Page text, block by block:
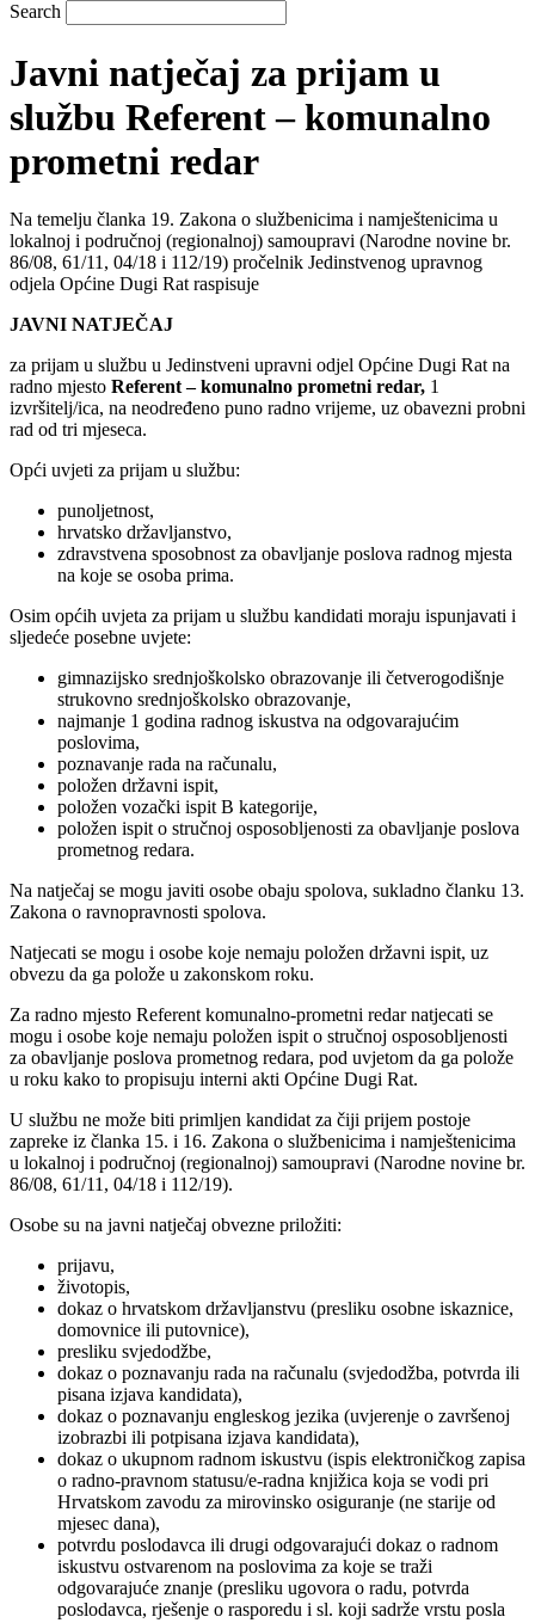
Search
Javni natječaj za prijam u
službu Referent – komunalno
prometni redar
Na temelju članka 19. Zakona o službenicima i namještenicima u
lokalnoj i područnoj (regionalnoj) samoupravi (Narodne novine br.
86/08, 61/11, 04/18 i 112/19) pročelnik Jedinstvenog upravnog
odjela Općine Dugi Rat raspisuje
JAVNI NATJEČAJ
za prijam u službu u Jedinstveni upravni odjel Općine Dugi Rat na
radno mjesto Referent – komunalno prometni redar, 1
izvršitelj/ica, na neodređeno puno radno vrijeme, uz obavezni probni
rad od tri mjeseca.
Opći uvjeti za prijam u službu:
punoljetnost,
hrvatsko državljanstvo,
zdravstvena sposobnost za obavljanje poslova radnog mjesta
na koje se osoba prima.
Osim općih uvjeta za prijam u službu kandidati moraju ispunjavati i
sljedeće posebne uvjete:
gimnazijsko srednjoškolsko obrazovanje ili četverogodišnje
strukovno srednjoškolsko obrazovanje,
najmanje 1 godina radnog iskustva na odgovarajućim
poslovima,
poznavanje rada na računalu,
položen državni ispit,
položen vozački ispit B kategorije,
položen ispit o stručnoj osposobljenosti za obavljanje poslova
prometnog redara.
Na natječaj se mogu javiti osobe obaju spolova, sukladno članku 13.
Zakona o ravnopravnosti spolova.
Natjecati se mogu i osobe koje nemaju položen državni ispit, uz
obvezu da ga polože u zakonskom roku.
Za radno mjesto Referent komunalno-prometni redar natjecati se
mogu i osobe koje nemaju položen ispit o stručnoj osposobljenosti
za obavljanje poslova prometnog redara, pod uvjetom da ga polože
u roku kako to propisuju interni akti Općine Dugi Rat.
U službu ne može biti primljen kandidat za čiji prijem postoje
zapreke iz članka 15. i 16. Zakona o službenicima i namještenicima
u lokalnoj i područnoj (regionalnoj) samoupravi (Narodne novine br.
86/08, 61/11, 04/18 i 112/19).
Osobe su na javni natječaj obvezne priložiti:
prijavu,
životopis,
dokaz o hrvatskom državljanstvu (presliku osobne iskaznice,
domovnice ili putovnice),
presliku svjedodžbe,
dokaz o poznavanju rada na računalu (svjedodžba, potvrda ili
pisana izjava kandidata),
dokaz o poznavanju engleskog jezika (uvjerenje o završenoj
izobrazbi ili potpisana izjava kandidata),
dokaz o ukupnom radnom iskustvu (ispis elektroničkog zapisa
o radno-pravnom statusu/e-radna knjižica koja se vodi pri
Hrvatskom zavodu za mirovinsko osiguranje (ne starije od
mjesec dana),
potvrdu poslodavca ili drugi odgovarajući dokaz o radnom
iskustvu ostvarenom na poslovima za koje se traži
odgovarajuće znanje (presliku ugovora o radu, potvrda
poslodavca, rješenje o rasporedu i sl. koji sadrže vrstu posla